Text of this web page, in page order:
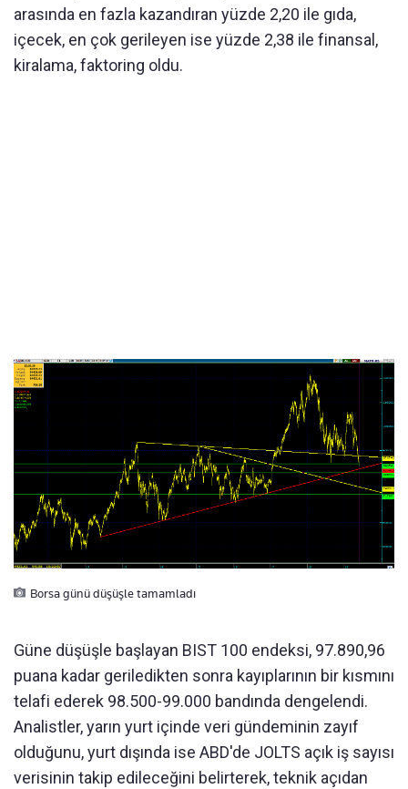
arasında en fazla kazandıran yüzde 2,20 ile gıda,
içecek, en çok gerileyen ise yüzde 2,38 ile finansal,
kiralama, faktoring oldu.
Borsa günü düşüşle tamamladı
Güne düşüşle başlayan BIST 100 endeksi, 97.890,96
puana kadar geriledikten sonra kayıplarının bir kısmını
telafi ederek 98.500-99.000 bandında dengelendi.
Analistler, yarın yurt içinde veri gündeminin zayıf
olduğunu, yurt dışında ise ABD'de JOLTS açık iş sayısı
verisinin takip edileceğini belirterek, teknik açıdan